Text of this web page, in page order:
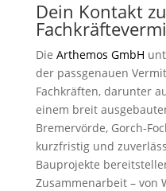
Dein Kontakt
Die Arthemos GmbH
der passgenauen
Fachkräften, darunter
einem breit
Bremervörde, Gorch-
kurzfristig und
Bauprojekte
Zusammenarbeit – von